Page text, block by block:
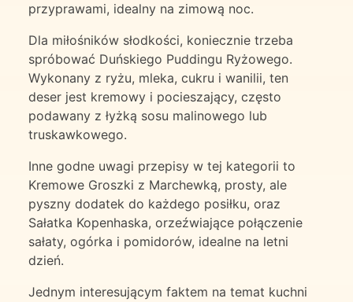
przyprawami, idealny na zimową noc.
Dla miłośników słodkości, koniecznie trzeba
spróbować Duńskiego Puddingu Ryżowego.
Wykonany z ryżu, mleka, cukru i wanilii, ten
deser jest kremowy i pocieszający, często
podawany z łyżką sosu malinowego lub
truskawkowego.
Inne godne uwagi przepisy w tej kategorii to
Kremowe Groszki z Marchewką, prosty, ale
pyszny dodatek do każdego posiłku, oraz
Sałatka Kopenhaska, orzeźwiające połączenie
sałaty, ogórka i pomidorów, idealne na letni
dzień.
Jednym interesującym faktem na temat kuchni